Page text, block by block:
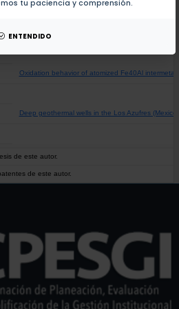
tu paciencia y comprensión.
ENTENDIDO
Microstructural evolution of alloy 690 during
Oxidation behavior of atomized Fe40Al
Deep geothermal wells in the Los Azufres
de este autor.
de este autor.